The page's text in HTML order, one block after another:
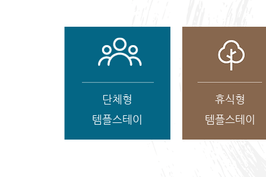
단체형
템플스테이
휴식형
템플스테이